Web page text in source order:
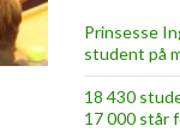
Prinsesse
student på
18 430
17 000 står